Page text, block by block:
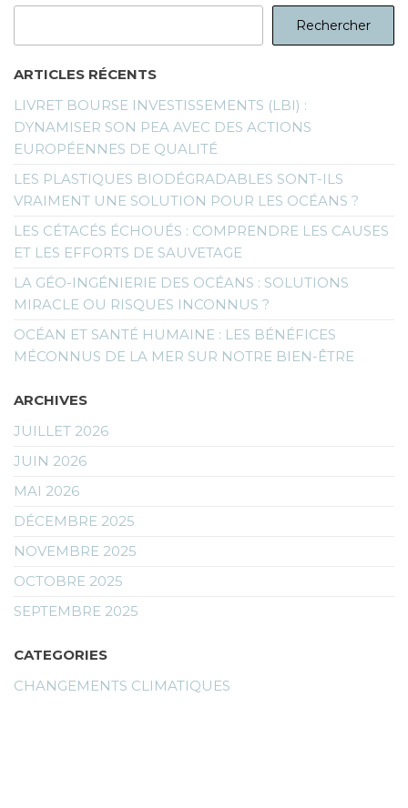
Rechercher
ARTICLES RÉCENTS
LIVRET BOURSE INVESTISSEMENTS (LBI) :
DYNAMISER SON PEA AVEC DES ACTIONS
EUROPÉENNES DE QUALITÉ
LES PLASTIQUES BIODÉGRADABLES SONT-ILS
VRAIMENT UNE SOLUTION POUR LES OCÉANS ?
LES CÉTACÉS ÉCHOUÉS : COMPRENDRE LES CAUSES
ET LES EFFORTS DE SAUVETAGE
LA GÉO-INGÉNIERIE DES OCÉANS : SOLUTIONS
MIRACLE OU RISQUES INCONNUS ?
OCÉAN ET SANTÉ HUMAINE : LES BÉNÉFICES
MÉCONNUS DE LA MER SUR NOTRE BIEN-ÊTRE
ARCHIVES
JUILLET 2026
JUIN 2026
MAI 2026
DÉCEMBRE 2025
NOVEMBRE 2025
OCTOBRE 2025
SEPTEMBRE 2025
CATEGORIES
CHANGEMENTS CLIMATIQUES